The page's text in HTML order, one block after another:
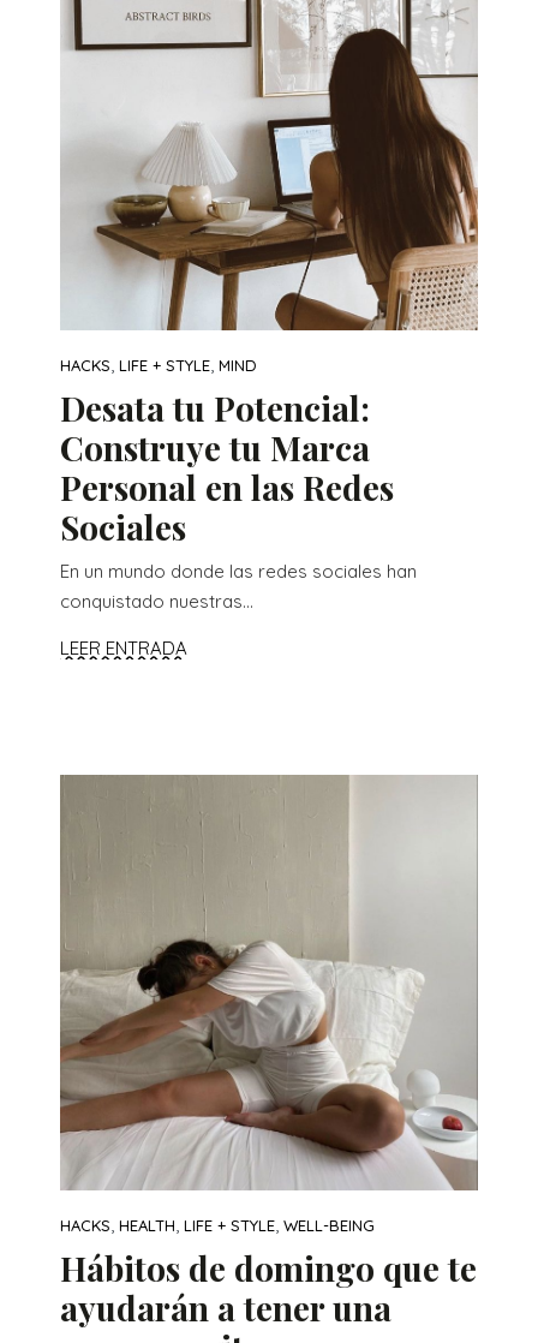
HACKS LIFE + STYLE MIND
Desata tu Potencial:
Construye tu Marca
Personal en las Redes
Sociales
En un mundo donde las redes sociales han
conquistado nuestras...
LEER ENTRADA
HACKS, HEALTH, LIFE + STYLE, WELL-BEING
Hábitos de domingo que te
ayudarán a tener una